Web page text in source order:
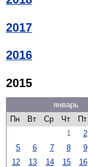
2017
2016
2015
январь
Пн
Вт Ср Чт Пт
1
2
5
6 7 8 9
12
13 14 15 16